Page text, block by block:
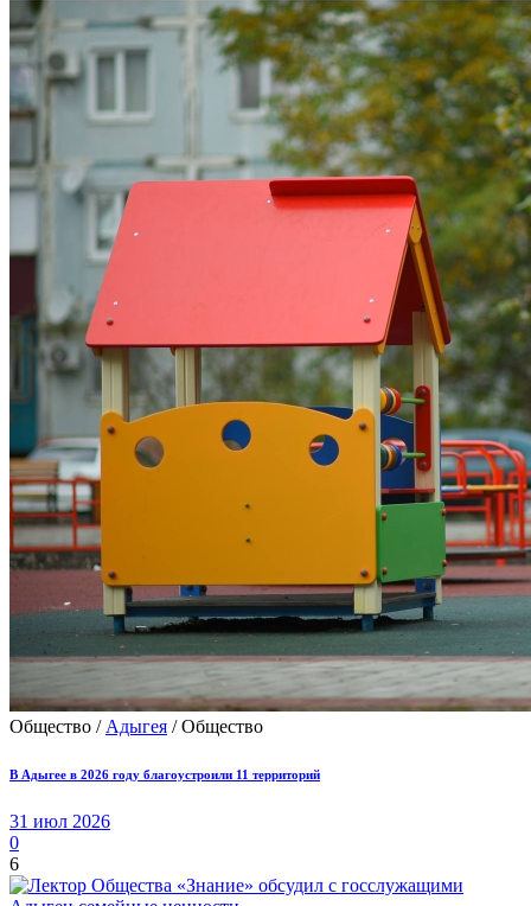
Общество / Адыгея / Общество
В Адыгее в 2026 году благоустроили 11 территорий
31 июл 2026
0
6